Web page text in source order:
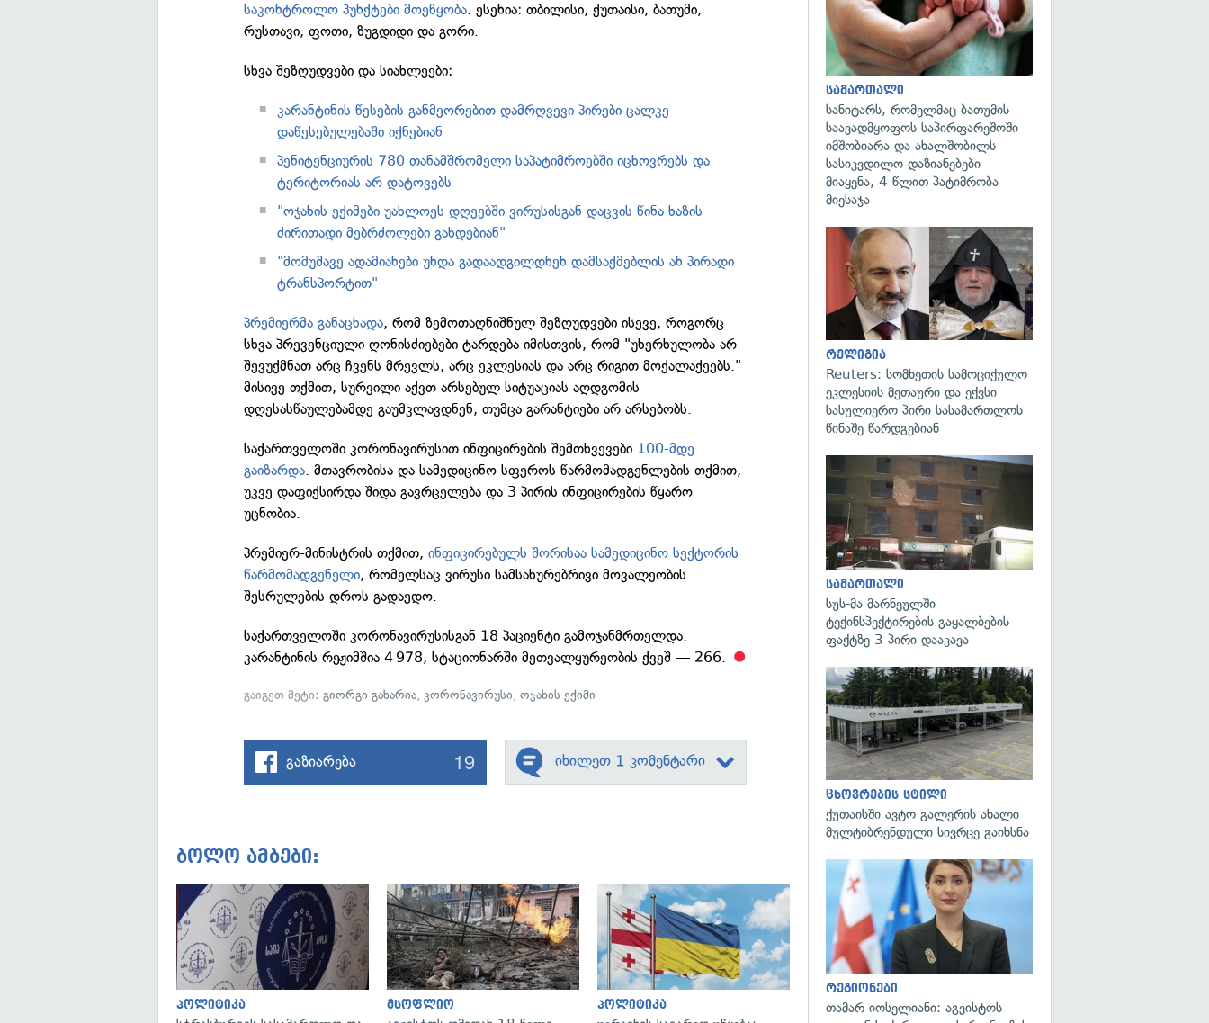
საკონტროლო პუნქტები მოეწყობა. ესენია: თბილისი, ქუთაისი, ბათუმი,
რუსთავი, ფოთი, ზუგდიდი და გორი.
სხვა შეზღუდვები და სიახლეები:
კარანტინის წესების განმეორებით დამრღვევი პირები ცალკე
დაწესებულებაში იქნებიან
პენიტენციურის 780 თანამშრომელი საპატიმროებში იცხოვრებს და
ტერიტორიას არ დატოვებს
"ოჯახის ექიმები უახლოეს დღეებში ვირუსისგან დაცვის წინა ხაზის
ძირითადი მებრძოლები გახდებიან"
"მომუშავე ადამიანები უნდა გადაადგილდნენ დამსაქმებლის ან პირადი
ტრანსპორტით"
პრემიერმა განაცხადა, რომ ზემოთაღნიშნულ შეზღუდვები ისევე, როგორც
სხვა პრევენციული ღონისძიებები ტარდება იმისთვის, რომ "უხერხულობა არ
შევუქმნათ არც ჩვენს მრევლს, არც ეკლესიას და არც რიგით მოქალაქეებს."
მისივე თქმით, სურვილი აქვთ არსებულ სიტუაციას აღდგომის
დღესასწაულებამდე გაუმკლავდნენ, თუმცა გარანტიები არ არსებობს.
საქართველოში კორონავირუსით ინფიცირების შემთხვევები 100-მდე
გაიზარდა. მთავრობისა და სამედიცინო სფეროს წარმომადგენლების თქმით,
უკვე დაფიქსირდა შიდა გავრცელება და 3 პირის ინფიცირების წყარო
უცნობია.
პრემიერ-მინისტრის თქმით,ინფიცირებულს შორისაა სამედიცინო სექტორის
წარმომადგენელი, რომელსაც ვირუსი სამსახურებრივი მოვალეობის
შესრულების დროს გადაედო.
საქართველოში კორონავირუსისგან 18 პაციენტი გამოჯანმრთელდა.
კარანტინის რეჟიმშია 4 978, სტაციონარში მეთვალყურეობის ქვეშ — 266.
გაიგეთ მეტი:გიორგი გახარია,კორონავირუსი,ოჯახის ექიმი
გაზიარება 19 იხილეთ 1 კომენტარი
ბოლო ამბები:
გადახედვა
პოლიტიკა
გადახედვა
მსოფლიო
გადახედვა
პოლიტიკა
სამართალი
სანიტარს, რომელმაც ბათუმის
საავადმყოფოს საპირფარეშოში
იმშობიარა და ახალშობილს
სასიკვდილო დაზიანებები
მიაყენა, 4 წლით პატიმრობა
მიესაჯა
რელიგია
Reuters: სომხეთის სამოციქულო
ეკლესიის მეთაური და ექვსი
სასულიერო პირი სასამართლოს
წინაშე წარდგებიან
სამართალი
სუს-მა მარნეულში
ტექინსპექტირების გაყალბების
ფაქტზე 3 პირი დააკავა
ცხოვრების სტილი
ქუთაისში ავტო გალერის ახალი
მულტიბრენდული სივრცე გაიხსნა
რეგიონები
თამარ იოსელიანი: აგვისტოს